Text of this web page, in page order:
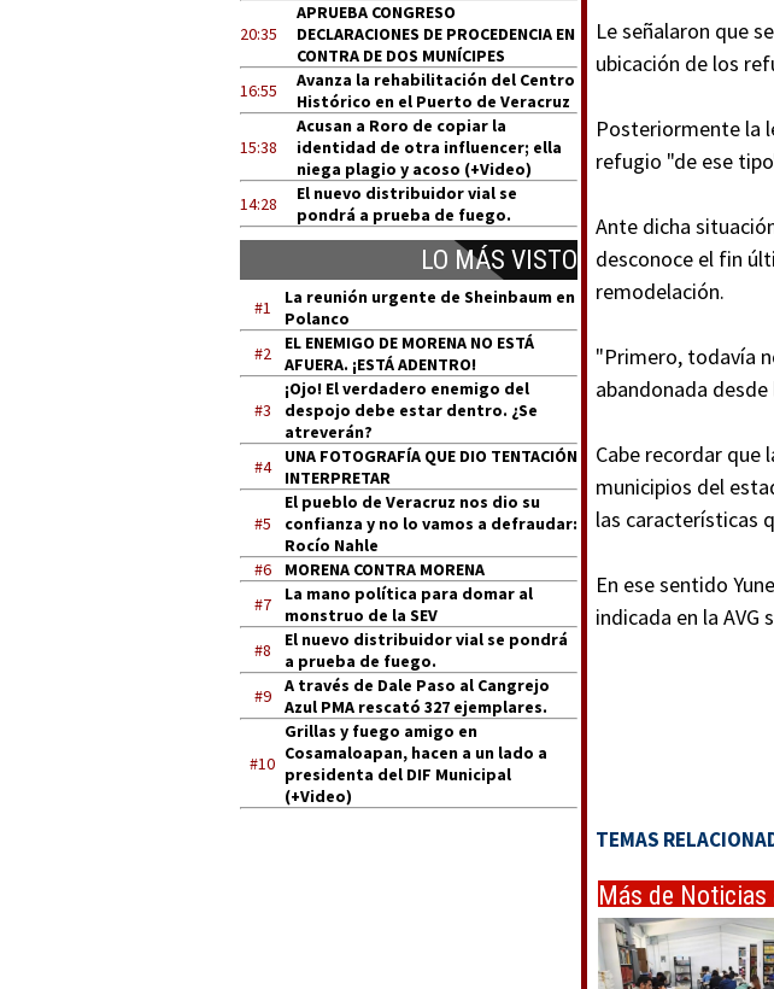
20:35
APRUEBA CONGRESO
DECLARACIONES DE PROCEDENCIA EN
CONTRA DE DOS MUNÍCIPES
16:55
Avanza la rehabilitación del Centro
Histórico en el Puerto de Veracruz
15:38
Acusan a Roro de copiar la
identidad de otra influencer; ella
niega plagio y acoso (+Video)
14:28
El nuevo distribuidor vial se
pondrá a prueba de fuego.
LO MÁS VISTO
#1
La reunión urgente de Sheinbaum en
Polanco
#2
EL ENEMIGO DE MORENA NO ESTÁ
AFUERA. ¡ESTÁ ADENTRO!
#3
¡Ojo! El verdadero enemigo del
despojo debe estar dentro. ¿Se
atreverán?
#4
UNA FOTOGRAFÍA QUE DIO TENTACIÓN
INTERPRETAR
#5
El pueblo de Veracruz nos dio su
confianza y no lo vamos a defraudar:
Rocío Nahle
#6
MORENA CONTRA MORENA
#7
La mano política para domar al
monstruo de la SEV
#8
El nuevo distribuidor vial se pondrá
a prueba de fuego.
#9
A través de Dale Paso al Cangrejo
Azul PMA rescató 327 ejemplares.
#10
Grillas y fuego amigo en
Cosamaloapan, hacen a un lado a
presidenta del DIF Municipal
(+Video)
Le señalaron que
ubicación de los
Posteriormente la
refugio "de ese
Ante dicha
desconoce el fin
remodelación.
"Primero, todavía
abandonada
Cabe recordar que
municipios del
las características
En ese sentido
indicada en la
TEMAS
Más de Noticias